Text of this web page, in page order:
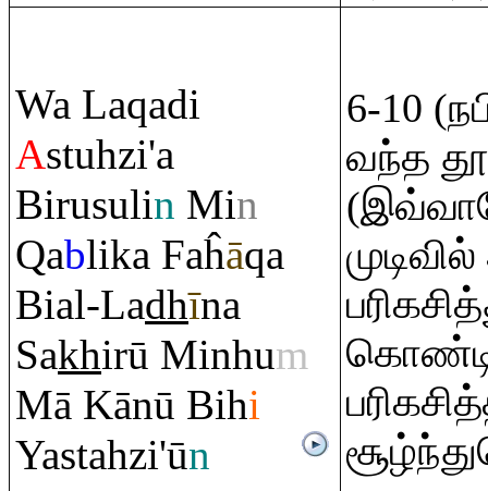
Wa Laqadi
Astuhzi'a
Birusulin Min
Qablika Faĥāqa
Bial-Ladhīna
Sakhirū Minhum
Mā Kānū Bihi
Yastahzi'ūn
6-10
வந்த